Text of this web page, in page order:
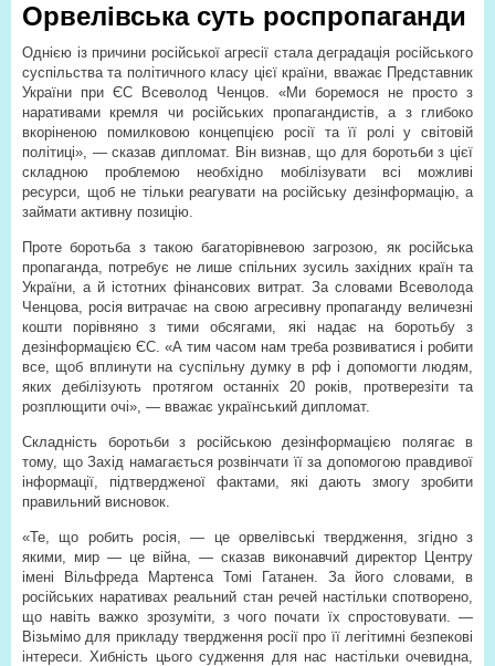
Орвелівська суть роспропаганди
Однією із причини російської агресії стала деградація російського
суспільства та політичного класу цієї країни, вважає Представник
України при ЄС Всеволод Ченцов. «Ми боремося не просто з
наративами кремля чи російських пропагандистів, а з глибоко
вкоріненою помилковою концепцією росії та її ролі у світовій
політиці», — сказав дипломат. Він визнав, що для боротьби з цієї
складною проблемою необхідно мобілізувати всі можливі
ресурси, щоб не тільки реагувати на російську дезінформацію, а
займати активну позицію.
Проте боротьба з такою багаторівневою загрозою, як російська
пропаганда, потребує не лише спільних зусиль західних країн та
України, а й істотних фінансових витрат. За словами Всеволода
Ченцова, росія витрачає на свою агресивну пропаганду величезні
кошти порівняно з тими обсягами, які надає на боротьбу з
дезінформацією ЄС. «А тим часом нам треба розвиватися і робити
все, щоб вплинути на суспільну думку в рф і допомогти людям,
яких дебілізують протягом останніх 20 років, протверезіти та
розплющити очі», — вважає український дипломат.
Складність боротьби з російською дезінформацією полягає в
тому, що Захід намагається розвінчати її за допомогою правдивої
інформації, підтвердженої фактами, які дають змогу зробити
правильний висновок.
«Те, що робить росія, — це орвелівські твердження, згідно з
якими, мир — це війна, — сказав виконавчий директор Центру
імені Вільфреда Мартенса Томі Гатанен. За його словами, в
російських наративах реальний стан речей настільки спотворено,
що навіть важко зрозуміти, з чого почати їх спростовувати. —
Візьмімо для прикладу твердження росії про її легітимні безпекові
інтереси. Хибність цього судження для нас настільки очевидна,